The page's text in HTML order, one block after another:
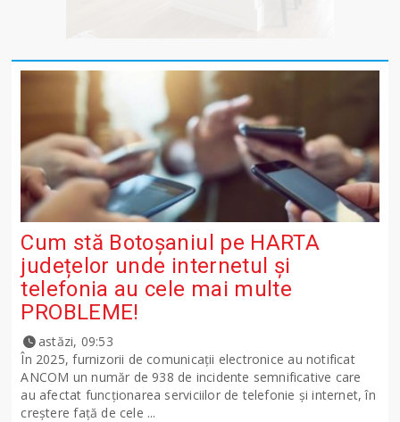
Cum stă Botoșaniul pe HARTA
județelor unde internetul și
telefonia au cele mai multe
PROBLEME!
astăzi, 09:53
În 2025, furnizorii de comunicații electronice au notificat
ANCOM un număr de 938 de incidente semnificative care
au afectat funcționarea serviciilor de telefonie și internet, în
creștere față de cele ...